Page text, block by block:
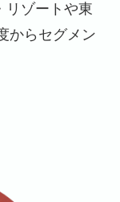
リゾートや東
からセグメン